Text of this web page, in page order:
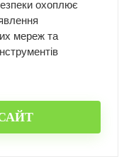
охоплює
мереж та